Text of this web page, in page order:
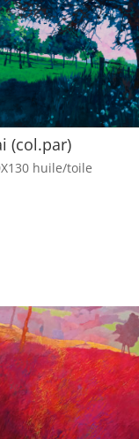
(col.par)
huile/toile